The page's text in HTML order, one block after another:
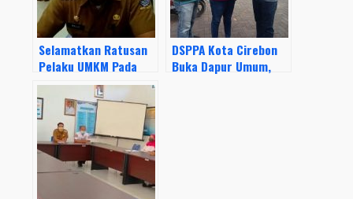
Selamatkan Ratusan
Pelaku UMKM Pada
Masa PPKM Darurat,
Lurah Kesenden
Luncurkan Program
“Dapur Ngebul”
DSPPA Kota Cirebon
Buka Dapur Umum,